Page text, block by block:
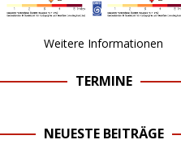
Weitere Informationen
TERMINE
NEUESTE BEITRÄGE